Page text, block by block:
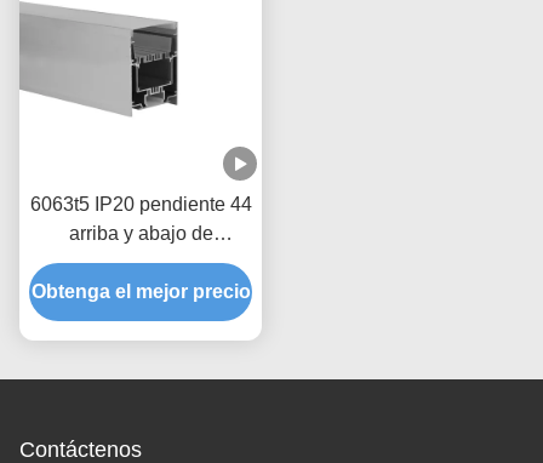
6063t5 IP20 pendiente 44
arriba y abajo de
encender perfil del LED
Obtenga el mejor precio
Contáctenos